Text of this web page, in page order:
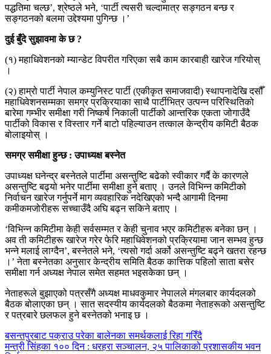
पद्धतिमा चल्छ’, श्रेष्ठले भने, ‘पार्टी त्यसरी चल्दामात्र सङ्गठन बन्छ र
सङ्गठनको बलमा उद्देश्यमा पुगिन्छ ।’
दुई बुँदे सुझावमा के छ ?
(१) महाधिवेशनको म्यान्डेट विपरीत गरिएका सबै काम कारबाही खारेज गरियोस्
।
(२) हाम्रो पार्टी नेपाल कम्युनिस्ट पार्टी (एकीकृत समाजवादी) स्थापनादेखि दसौँ
महाधिवेशनसम्मका समग्र प्रक्रियाका साथै पार्टीभित्र उत्पन्न परिस्थितिको
बारेमा गम्भीर समीक्षा गरी निष्कर्ष निकाली पार्टीको आन्तरिक एकता जोगाउँदै
पार्टीको विकास र विस्तार गर्ने बाटो पहिल्याउन तत्काल केन्द्रीय कमिटी बैठक
बोलाइयोस् ।
समग्र समीक्षा हुन्छ : उपाध्यक्ष बस्नेत
उपाध्यक्ष घनेन्द्र बस्नेतले पार्टीमा असन्तुष्टि बढेको स्वीकार गर्दै के कारणले
असन्तुष्टि बढ्यो भनेर पार्टीमा समीक्षा हुने बताए । उनले विभिन्न कमिटीको
निर्वाचन खारेज गर्नुपर्ने माग व्यवहारिक नदेखिएको भन्दै आगामी दिनमा
कमीकमजोरीहरू सच्चाउँदै अघि बढ्न सकिने बताए ।
‘विभिन्न कमिटीमा केही सर्वसम्मत र केही चुनाव भएर कमिटीहरू बनेका छन् ।
अव ती कमिटीहरू खारेज गरेर फेरि महाधिवेशनको प्रक्रियामा जान सम्भव हुन्छ
भन्ने मलाई लाग्दैन’, बस्नेतले भने, ‘त्यसो गर्दा अर्को असन्तुष्टि बढ्ने खतरा रहन्छ
।’ नेता बस्नेतका अनुसार केन्द्रीय समिति बैठक कात्तिक पहिलो साता बसेर
समीक्षा गर्न अध्यक्ष नेपाल समेत सहमत भइसकेका छन् ।
नेताहरूले बुझाएको पत्रसँगै अध्यक्ष माधवकुमार नेपालले मंगलबार कार्यदलको
बैठक बोलाएका छन् । सात सदस्यीय कार्यदलको बैठकमा नेताहरूको असन्तुष्टि
र पत्रबारे छलफल हुने बस्नेतको भनाइ छ ।
Post
बसन्तपुरबाट पक्राउ परेका बालेनका समर्थकलाई रिहा गरिँदै
मन्त्री सिंहका १०० दिन : धरहरा सञ्चालन, २५ पालिकाको प्रशासकीय भवन